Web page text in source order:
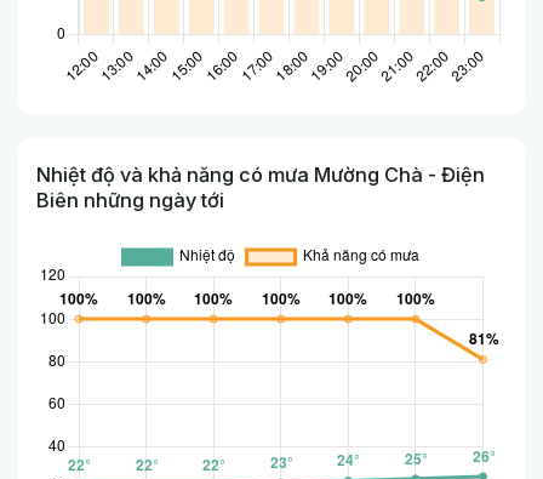
Nhiệt độ và khả năng có mưa Mường Chà - Điện
Biên những ngày tới